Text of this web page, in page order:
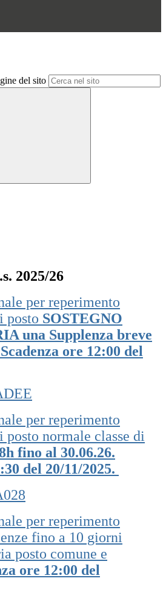
del sito
2025/26
per reperimento
posto SOSTEGNO
una Supplenza breve
ore 12:00 del
per reperimento
posto normale classe di
fino al 30.06.26.
del 20/11/2025.
per reperimento
fino a 10 giorni
posto comune e
ore 12:00 del